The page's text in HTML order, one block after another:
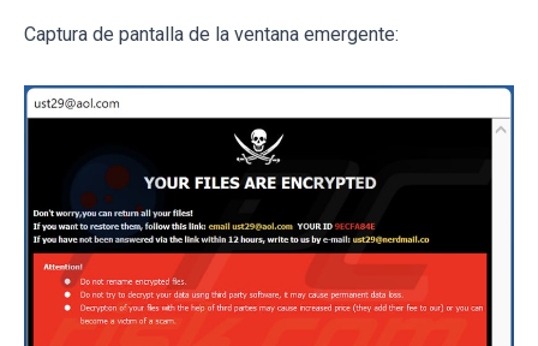
Captura de pantalla de la ventana emergente: